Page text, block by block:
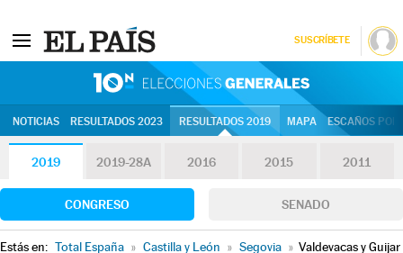
SUSCRÍBETE
NOTICIAS RESULTADOS 2023 RESULTADOS 2019 MAPA ESCAÑOS
2019 2019-28A 2016 2015 2011
CONGRESO SENADO
Estás en: Total España » Castilla y León » Segovia » Valdevacas y Guijar